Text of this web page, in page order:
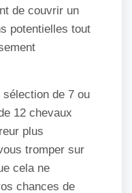
de couvrir un
potentielles tout
de 7 ou
12 chevaux
plus
tromper sur
cela ne
chances de